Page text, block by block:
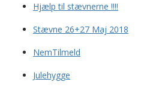
Hjælp til stævnerne !!!!
Stævne 26+27 Maj 2018
NemTilmeld
Julehygge